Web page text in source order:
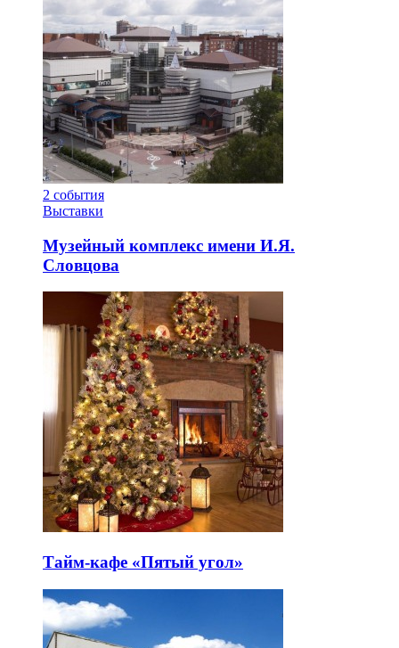
2 события
Выставки
Музейный комплекс имени И.Я.
Словцова
Тайм-кафе «Пятый угол»